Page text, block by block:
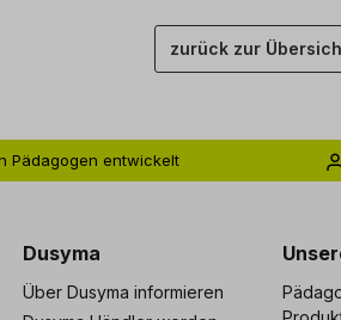
zurück zur
Pädagogen entwickelt
Dusyma
Über Dusyma informieren